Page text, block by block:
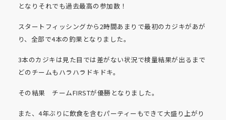
となりそれでも過去最高の参加数！
スタートフィッシングから2時間あまりで最初のカジキがあが
り、全部で4本の釣果となりました。
3本のカジキは見た目では差がない状況で検量結果が出るまで
どのチームもハラハラドキドキ。
その結果 チームFIRSTが優勝となりました。
また、4年ぶりに飲食を含むパーティーもできて大盛り上がり